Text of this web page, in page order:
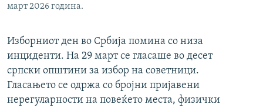
март 2026 година.
Изборниот ден во Србија помина со низа
инциденти. На 29 март се гласаше во десет
српски општини за избор на советници.
Гласањето се одржа со бројни пријавени
нерегуларности на повеќето места, физички